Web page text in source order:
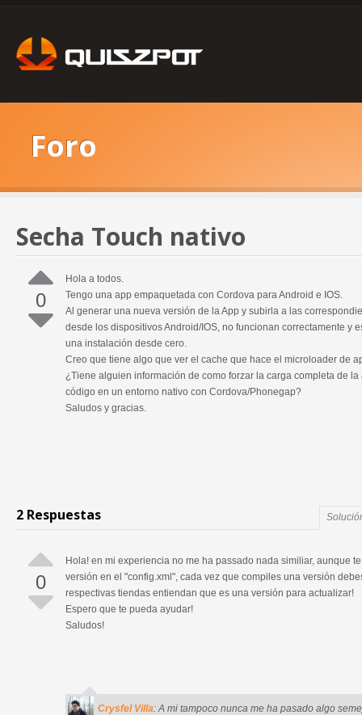
Foro
Secha Touch nativo
0
Hola a todos.
Tengo una app empaquetada con Cordova para Android e IOS.
Al generar una nueva versión de la App y subirla a las
desde los dispositivos Android/IOS, no funcionan correctamente y
una instalación desde cero.
Creo que tiene algo que ver el cache que hace el microloader de
¿Tiene alguien información de como forzar la carga completa de
código en un entorno nativo con Cordova/Phonegap?
Saludos y gracias.
2 Respuestas
0
Hola! en mi experiencia no me ha passado nada similiar, aunque
versión en el "config.xml", cada vez que compiles una versión
respectivas tiendas entiendan que es una versión para actualizar!
Espero que te pueda ayudar!
Saludos!
Crysfel Villa: A mi tampoco nunca me ha pasado algo